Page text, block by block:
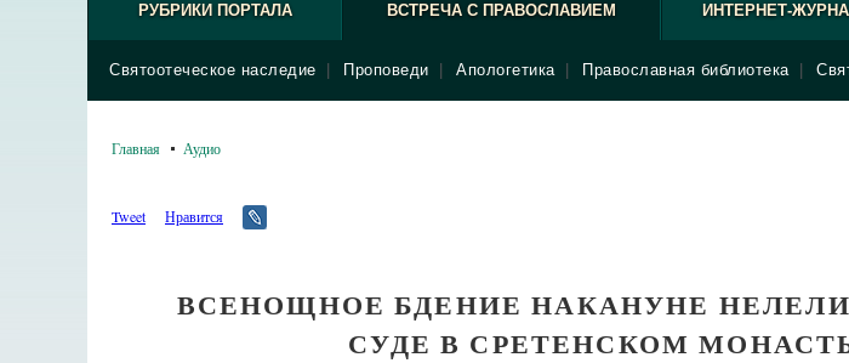
РУБРИКИ ПОРТАЛА ВСТРЕЧА С ПРАВОСЛАВИЕМ
Святоотеческое наследие Проповеди Апологетика Православная библиотека
ИНТЕРНЕТ-
Главная Аудио
Tweet Нравится
ВСЕНОЩНОЕ БДЕНИЕ НАКАНУНЕ
СУДЕ В СРЕТЕНСКОМ